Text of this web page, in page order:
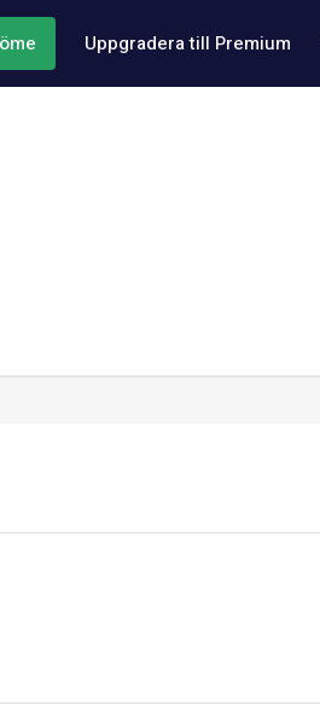
Uppgradera till Premium